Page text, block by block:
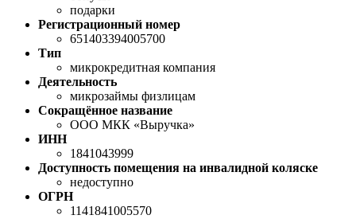
подарки
Регистрационный номер
651403394005700
Тип
микрокредитная компания
Деятельность
микрозаймы физлицам
Сокращённое название
ООО МКК «Выручка»
ИНН
1841043999
Доступность помещения на инвалидной коляске
недоступно
ОГРН
1141841005570